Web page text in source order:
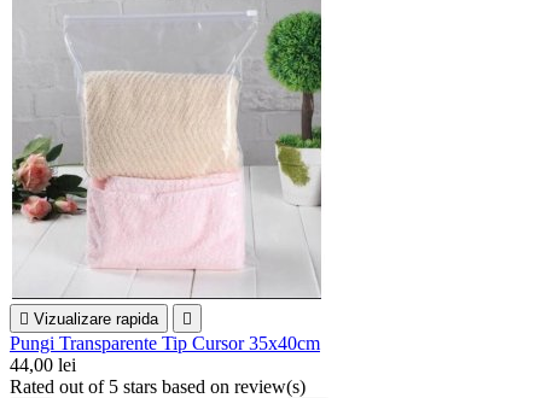
 Vizualizare rapida 
Pungi Transparente Tip Cursor 35x40cm
44,00 lei
Rated out of 5 stars based on review(s)